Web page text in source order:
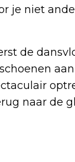
je niet
de
naar de